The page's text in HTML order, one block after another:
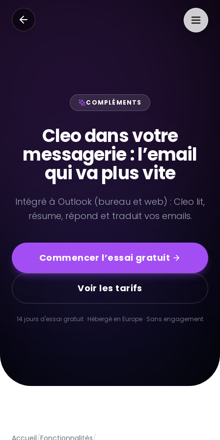
COMPLÉMENTS
Cleo dans votre
messagerie : l’email
qui va plus vite
Intégré à Outlook (bureau et web) : Cleo lit,
résume, répond et traduit vos emails.
Commencer l’essai gratuit
Voir les tarifs
14 jours d'essai gratuit · Hébergé en Europe · Sans engagement
Accueil/Fonctionnalités/